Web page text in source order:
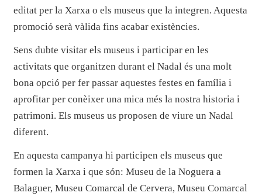
editat per la Xarxa o els museus que la integren. Aquesta
promoció serà vàlida fins acabar existències.
Sens dubte visitar els museus i participar en les
activitats que organitzen durant el Nadal és una molt
bona opció per fer passar aquestes festes en família i
aprofitar per conèixer una mica més la nostra historia i
patrimoni. Els museus us proposen de viure un Nadal
diferent.
En aquesta campanya hi participen els museus que
formen la Xarxa i que són: Museu de la Noguera a
Balaguer, Museu Comarcal de Cervera, Museu Comarcal